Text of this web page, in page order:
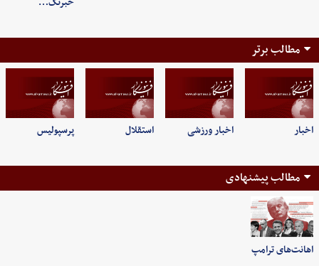
مطالب برتر
اخبار اخبار ورزشی استقلال پرسپولیس
مطالب پیشنهادی
اهانت‌های ترامپ